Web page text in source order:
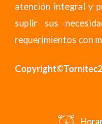
atención integral y
suplir sus
requerimientos con